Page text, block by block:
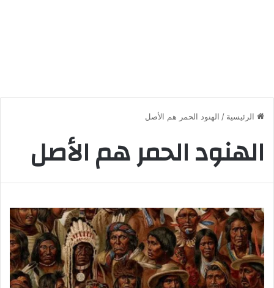
الرئيسية / الهنود الحمر هم الأصل
الهنود الحمر هم الأصل